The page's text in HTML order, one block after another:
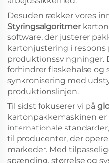
Desuden rækker vores
Styringsalgoritmer
software, der justerer
kartonjustering i respons
produktionssvingninger.
forhindrer flaskehalse og
synkronisering med
produktionslinjen.
Til sidst fokuserer vi på
kartonpakkemaskinen
internationale
til producenter, der
markeder. Med
spænding, størrelse og